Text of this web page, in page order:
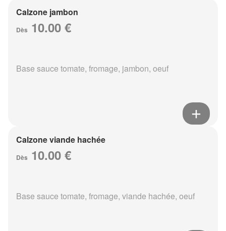
Calzone jambon
Dès 10.00 €
Base sauce tomate, fromage, jambon, oeuf
Calzone viande hachée
Dès 10.00 €
Base sauce tomate, fromage, viande hachée, oeuf